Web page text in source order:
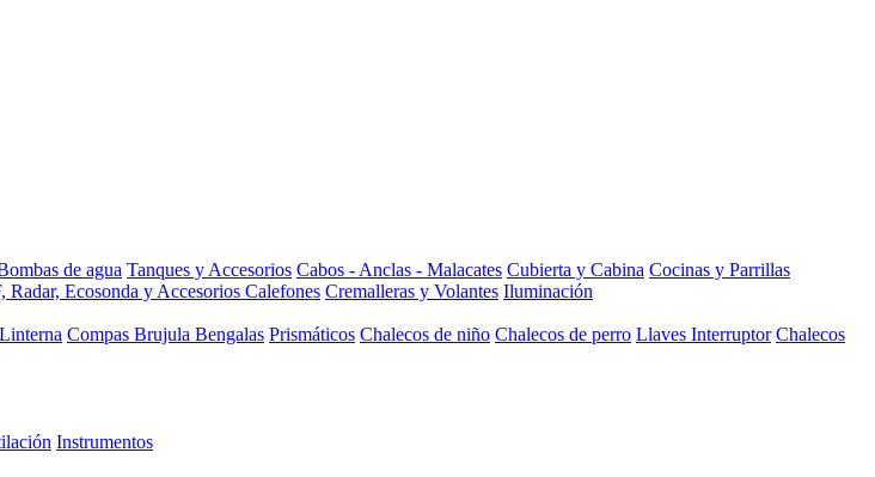
de agua Tanques y Accesorios Cabos - Anclas - Malacates Cubierta y Cabina Cocinas y Parrillas
Radar, Ecosonda y Accesorios Calefones Cremalleras y Volantes Iluminación
Linterna Compas Brujula Bengalas Prismáticos Chalecos de niño Chalecos de perro Llaves Interruptor Chalecos
Instrumentos